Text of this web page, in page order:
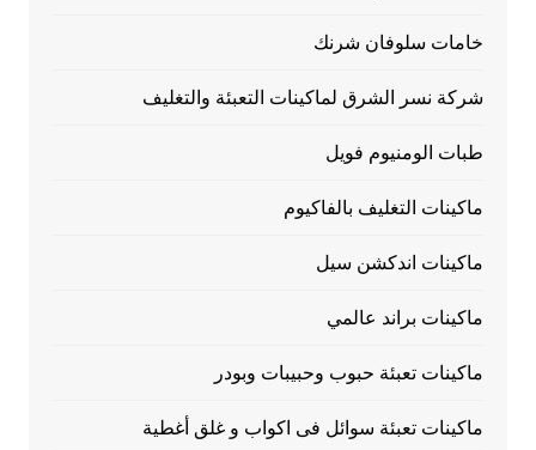
خامات سلوفان شرنك
شركة نسر الشرق لماكينات التعبئة والتغليف
طبات الومنيوم فويل
ماكينات التغليف بالفاكيوم
ماكينات اندكشن سيل
ماكينات براند عالمي
ماكينات تعبئة حبوب وحبيبات وبودر
ماكينات تعبئة سوائل فى اكواب و غلق أغطية